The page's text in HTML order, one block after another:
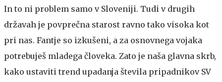
In to ni problem samo v Sloveniji. Tudi v drugih
državah je povprečna starost ravno tako visoka kot
pri nas. Fantje so izkušeni, a za osnovnega vojaka
potrebuješ mladega človeka. Zato je naša glavna skrb,
kako ustaviti trend upadanja števila pripadnikov SV